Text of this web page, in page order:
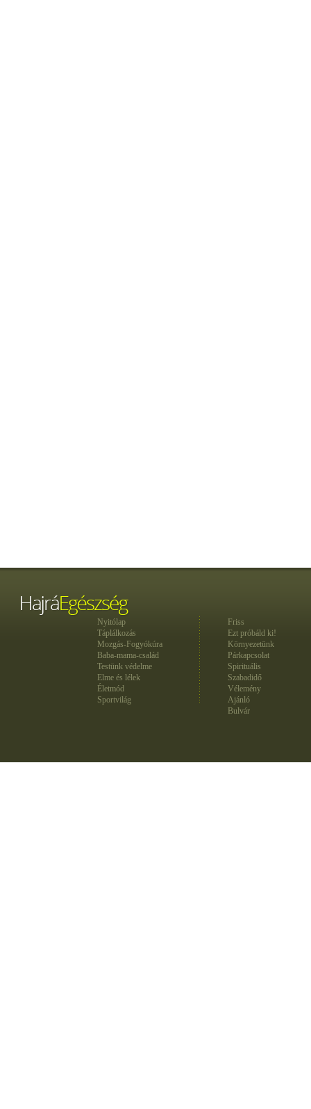
Nyitólap
Táplálkozás
Mozgás-Fogyókúra
Baba-mama-család
Testünk védelme
Elme és lélek
Életmód
Sportvilág
Friss
Ezt próbáld ki!
Környezetünk
Párkapcsolat
Spirituális
Szabadidő
Vélemény
Ajánló
Bulvár